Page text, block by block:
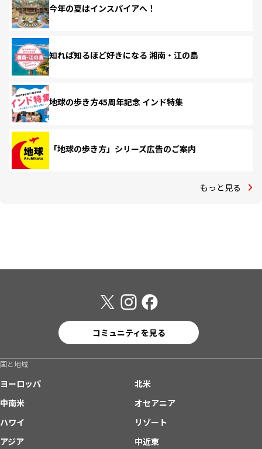
今年の夏はインスパイアへ！
知れば知るほど好きになる 湘南・江の島
地球の歩き方45周年記念 インド特集
「地球の歩き方」シリーズ広告のご案内
もっと見る
コミュニティを見る
国と地域
ヨーロッパ
北米
中南米
オセアニア
ハワイ
リゾート
アジア
中近東